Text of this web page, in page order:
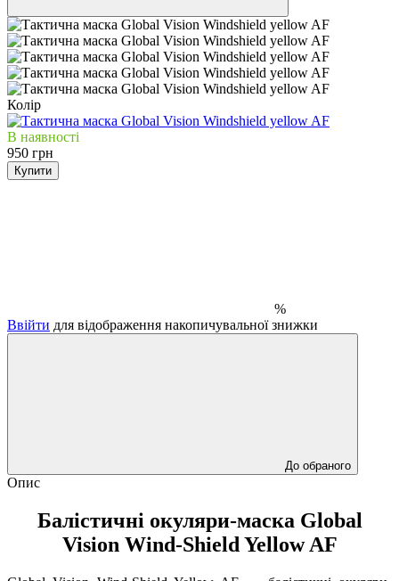
Колір
В наявності
950 грн
Купити
%
Ввійти для відображення накопичувальної знижки
До обраного
Опис
Балістичні окуляри-маска Global
Vision Wind-Shield Yellow AF